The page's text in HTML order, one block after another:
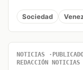
Sociedad
NOTICIAS
REDACCIÓN NOTICIAS